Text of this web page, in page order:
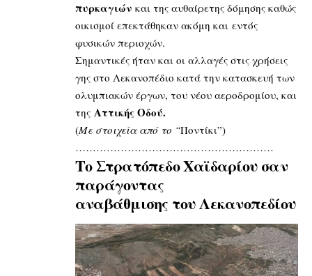
πυρκαγιών και της αυθαίρετης δόμησης καθώς
οικισμοί επεκτάθηκαν ακόμη και εντός
φυσικών περιοχών.
Σημαντικές ήταν και οι αλλαγές στις χρήσεις
γης στο Λεκανοπέδιο κατά την κατασκευή των
ολυμπιακών έργων, του νέου αεροδρομίου, και
της Αττικής Οδού.
(Με στοιχεία από το “Ποντίκι”)
…………………………………………………
Το Στρατόπεδο Χαϊδαρίου σαν
παράγοντας
αναβάθμισης του Λεκανοπεδίου